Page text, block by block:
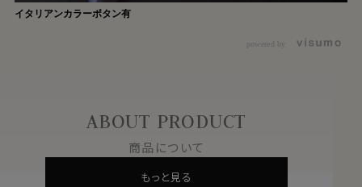
イタリアンカラーボタン有
powered by
ABOUT PRODUCT
商品について
もっと見る